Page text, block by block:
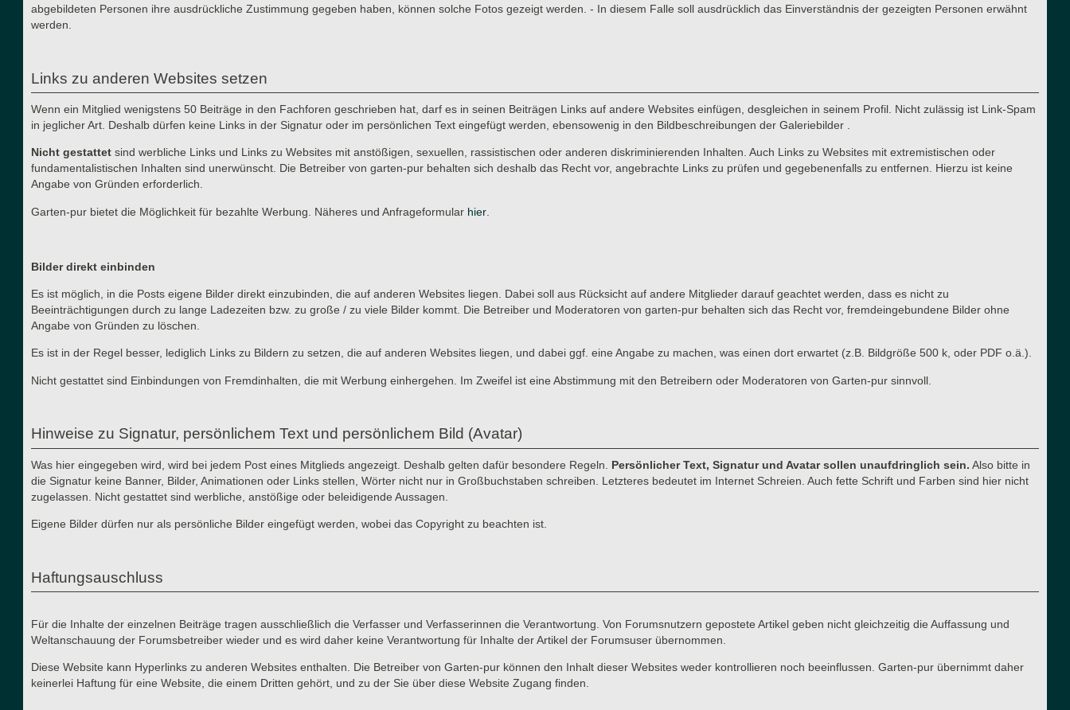
abgebildeten Personen ihre ausdrückliche Zustimmung gegeben haben, können solche Fotos gezeigt werden. - In diesem Falle soll ausdrücklich das Einverständnis der gezeigten Personen erwähnt
werden.
Links zu anderen Websites setzen
Wenn ein Mitglied wenigstens 50 Beiträge in den Fachforen geschrieben hat, darf es in seinen Beiträgen Links auf andere Websites einfügen, desgleichen in seinem Profil. Nicht zulässig ist Link-Spam
in jeglicher Art. Deshalb dürfen keine Links in der Signatur oder im persönlichen Text eingefügt werden, ebensowenig in den Bildbeschreibungen der Galeriebilder .
Nicht gestattet sind werbliche Links und Links zu Websites mit anstößigen, sexuellen, rassistischen oder anderen diskriminierenden Inhalten. Auch Links zu Websites mit extremistischen oder
fundamentalistischen Inhalten sind unerwünscht. Die Betreiber von garten-pur behalten sich deshalb das Recht vor, angebrachte Links zu prüfen und gegebenenfalls zu entfernen. Hierzu ist keine
Angabe von Gründen erforderlich.
Garten-pur bietet die Möglichkeit für bezahlte Werbung. Näheres und Anfrageformular hier
Bilder direkt einbinden
Es ist möglich, in die Posts eigene Bilder direkt einzubinden, die auf anderen Websites liegen. Dabei soll aus Rücksicht auf andere Mitglieder darauf geachtet werden, dass es nicht zu
Beeinträchtigungen durch zu lange Ladezeiten bzw. zu große / zu viele Bilder kommt. Die Betreiber und Moderatoren von garten-pur behalten sich das Recht vor, fremdeingebundene Bilder ohne
Angabe von Gründen zu löschen.
Es ist in der Regel besser, lediglich Links zu Bildern zu setzen, die auf anderen Websites liegen, und dabei ggf. eine Angabe zu machen, was einen dort erwartet (z.B. Bildgröße 500 k, oder PDF o.ä.).
Nicht gestattet sind Einbindungen von Fremdinhalten, die mit Werbung einhergehen. Im Zweifel ist eine Abstimmung mit den Betreibern oder Moderatoren von Garten-pur sinnvoll.
Hinweise zu Signatur, persönlichem Text und persönlichem Bild (Avatar)
Was hier eingegeben wird, wird bei jedem Post eines Mitglieds angezeigt. Deshalb gelten dafür besondere Regeln. Persönlicher Text, Signatur und Avatar sollen unaufdringlich sein. Also bitte in
die Signatur keine Banner, Bilder, Animationen oder Links stellen, Wörter nicht nur in Großbuchstaben schreiben. Letzteres bedeutet im Internet Schreien. Auch fette Schrift und Farben sind hier nicht
zugelassen. Nicht gestattet sind werbliche, anstößige oder beleidigende Aussagen.
Eigene Bilder dürfen nur als persönliche Bilder eingefügt werden, wobei das Copyright zu beachten ist.
Haftungsauschluss
Für die Inhalte der einzelnen Beiträge tragen ausschließlich die Verfasser und Verfasserinnen die Verantwortung. Von Forumsnutzern gepostete Artikel geben nicht gleichzeitig die Auffassung und
Weltanschauung der Forumsbetreiber wieder und es wird daher keine Verantwortung für Inhalte der Artikel der Forumsuser übernommen.
Diese Website kann Hyperlinks zu anderen Websites enthalten. Die Betreiber von Garten-pur können den Inhalt dieser Websites weder kontrollieren noch beeinflussen. Garten-pur übernimmt daher
keinerlei Haftung für eine Website, die einem Dritten gehört, und zu der Sie über diese Website Zugang finden.